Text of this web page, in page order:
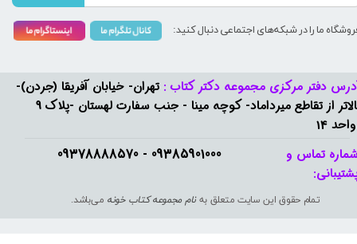
09385901000 - 09378888570​​​​​​​
دفتر مرکزی مجموعه دکتر کتاب : تهران- خیابان آفریقا (جردن)-
بالاتر از تقاطع میرداماد- کوچه مینا - جنب سفارت لهستان -پلاک 9
14
تمام حقوق این سایت متعلق بهنام مجموعه کتاب خونه می‌باشد.
تماس و
ما را در شبکه‌های اجتماعی دنبال کنید: